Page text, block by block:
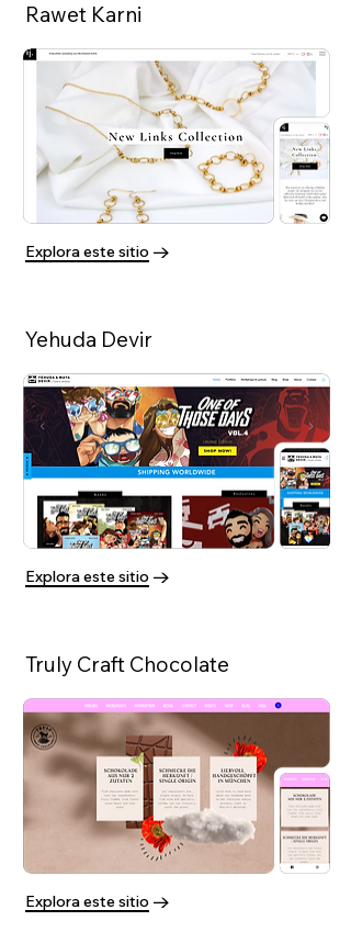
Rawet Karni
Explora este sitio
Yehuda Devir
Explora este sitio
Truly Craft Chocolate
Explora este sitio